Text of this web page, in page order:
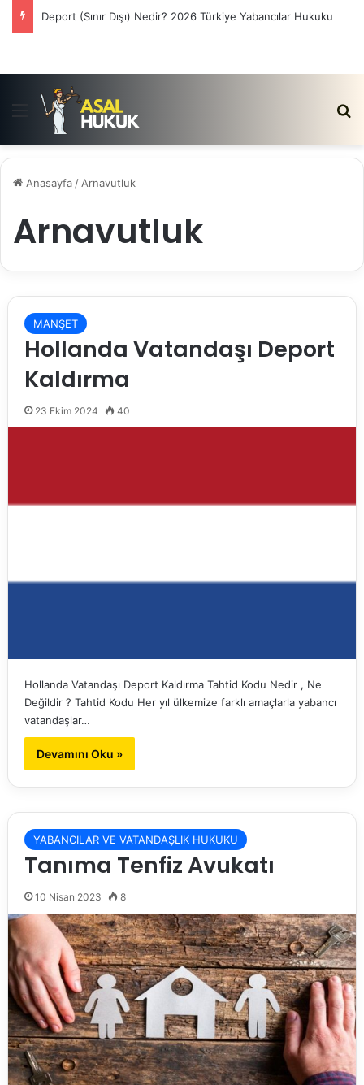
Deport (Sınır Dışı) Nedir? 2026 Türkiye Yabancılar Hukuku
Menü
Anasayfa / Arnavutluk
Arnavutluk
MANŞET
Hollanda Vatandaşı Deport
Kaldırma
23 Ekim 2024 40
Hollanda Vatandaşı Deport Kaldırma Tahtid Kodu Nedir , Ne
Değildir ? Tahtid Kodu Her yıl ülkemize farklı amaçlarla yabancı
vatandaşlar…
Devamını Oku »
YABANCILAR VE VATANDAŞLIK HUKUKU
Tanıma Tenfiz Avukatı
10 Nisan 2023 8